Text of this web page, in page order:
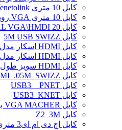
کابل 10 متری HDMI Venetolink
کابل 10 متری VGA رویال
کابل 20 M_ROYAL VGA\HMDI
کابل 5M USB SWIZZ
کابل HDMI اسکار مدل Gold طول 3 متر
کابل HDMI اسکار مدل Gold طول 5 متر
کابل HDMI سویز طول ۱۰ متر
کابل HDMI_.05M_SWIZZ
کابل USB3 _ PNET
کابل USB3_KNET
کابل VGA MACHER بیست متری MR 165
کابل Z2_3M
کابل اچ دی ام ای3 متری VENETOLINK HDMI